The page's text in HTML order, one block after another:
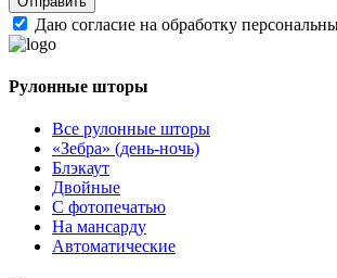
Даю согласие на обработку
Рулонные шторы
Все рулонные шторы
«Зебра» (день-ночь)
Блэкаут
Двойные
С фотопечатью
На мансарду
Автоматические